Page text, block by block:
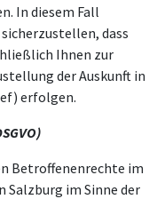
In diesem Fall
dass
Ihnen zur
der Auskunft in
erfolgen.
Betroffenenrechte im
Salzburg im Sinne der